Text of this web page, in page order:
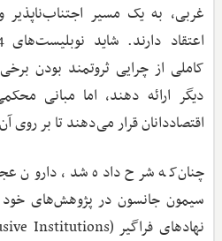
غربی، به یک مسیر
کاملی از چرایی ثروتمند بودن
دیگر ارائه دهند، اما مبانی
اقتصاددانان قرار می‌دهند تا بر روی
چنان‌که شرح داده شد، دارون
سیمون جانسون در پژوهش‌های خود